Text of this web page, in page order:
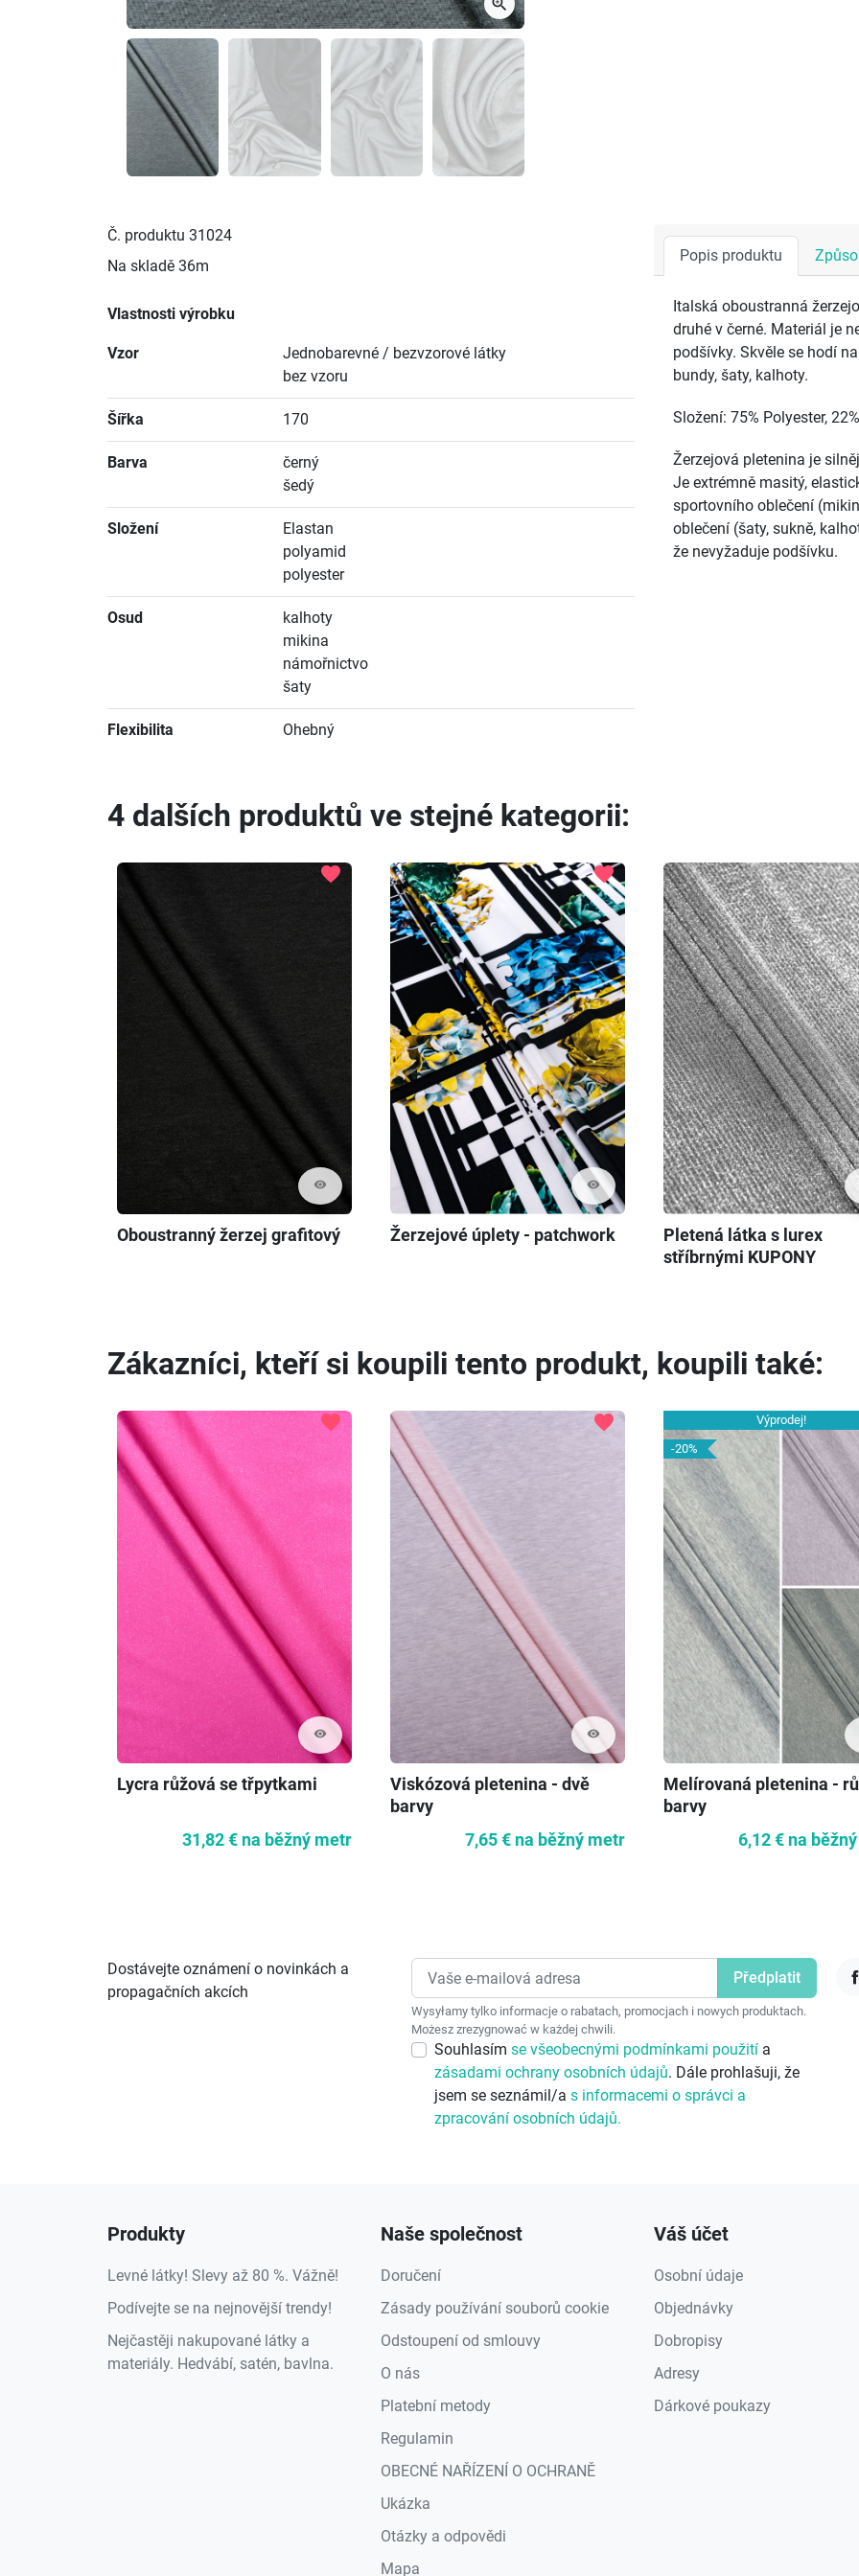
Č. produktu 31024
Na skladě 36m
Vlastnosti výrobku
Vzor
Jednobarevné / bezvzorové látky
bez vzoru
Šířka 170
Barva
černý
šedý
Složení
Elastan
polyamid
polyester
Osud
kalhoty
mikina
námořnictvo
šaty
Flexibilita Ohebný
Popis produktu
Italská oboustranná
druhé v černé. Materiál je
podšívky. Skvěle se hodí
bundy, šaty, kalhoty.
Složení: 75% Polyester,
Žerzejová pletenina je
Je extrémně masitý,
sportovního oblečení
oblečení (šaty, sukně,
že nevyžaduje podšívku.
4 dalších produktů ve stejné kategorii:
visibility
favorite
Oboustranný žerzej grafitový
visibility
favorite
Žerzejové úplety - patchwork
Pletená látka s lurex
stříbrnými KUPONY
Zákazníci, kteří si koupili tento produkt, koupili také:
visibility
favorite
Lycra růžová se třpytkami
31,82 € na běžný metr
visibility
favorite
Viskózová pletenina - dvě
barvy
7,65 € na běžný metr
Výprodej!
-20%
Melírovaná pletenina -
barvy
6,12 € na
Dostávejte oznámení o novinkách a
propagačních akcích
Wysyłamy tylko informacje o rabatach, promocjach i nowych produktach.
Możesz zrezygnować w każdej chwili.
Souhlasím se všeobecnými podmínkami použití a
zásadami ochrany osobních údajů. Dále prohlašuji, že
jsem se seznámil/a s informacemi o správci a
zpracování osobních údajů.
Produkty
Levné látky! Slevy až 80 %. Vážně!
Podívejte se na nejnovější trendy!
Nejčastěji nakupované látky a
materiály. Hedvábí, satén, bavlna.
Naše společnost
Doručení
Zásady používání souborů cookie
Odstoupení od smlouvy
O nás
Platební metody
Regulamin
OBECNÉ NAŘÍZENÍ O OCHRANĚ
Ukázka
Otázky a odpovědi
Mapa
Váš účet
Osobní údaje
Objednávky
Dobropisy
Adresy
Dárkové poukazy